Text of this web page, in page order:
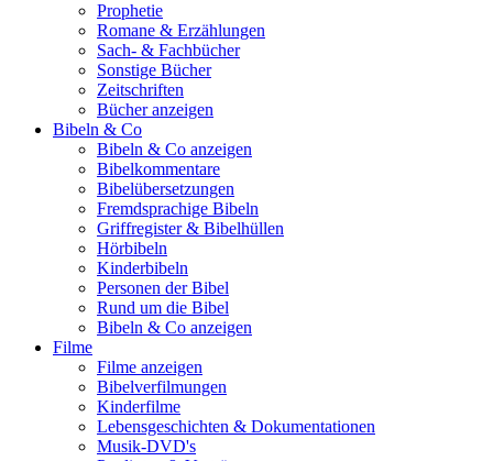
Prophetie
Romane & Erzählungen
Sach- & Fachbücher
Sonstige Bücher
Zeitschriften
Bücher anzeigen
Bibeln & Co
Bibeln & Co anzeigen
Bibelkommentare
Bibelübersetzungen
Fremdsprachige Bibeln
Griffregister & Bibelhüllen
Hörbibeln
Kinderbibeln
Personen der Bibel
Rund um die Bibel
Bibeln & Co anzeigen
Filme
Filme anzeigen
Bibelverfilmungen
Kinderfilme
Lebensgeschichten & Dokumentationen
Musik-DVD's